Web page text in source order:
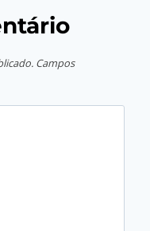
Campos